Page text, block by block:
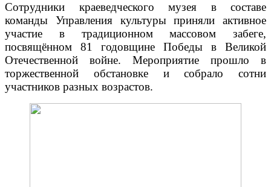
Сотрудники краеведческого музея в составе
команды Управления культуры приняли активное
участие в традиционном массовом забеге,
посвящённом 81 годовщине Победы в Великой
Отечественной войне. Мероприятие прошло в
торжественной обстановке и собрало сотни
участников разных возрастов.